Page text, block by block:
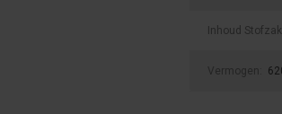
Inhoud
Vermogen: